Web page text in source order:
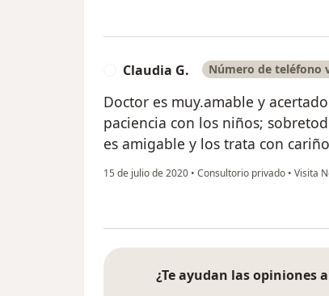
Claudia G. Número de teléfono
Doctor es muy.amable y
paciencia con los niños;
es amigable y los trata con cariño
15 de julio de 2020 • Consultorio privado • Visita
¿Te ayudan las opiniones